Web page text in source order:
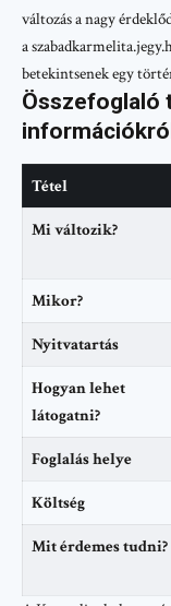
változás a nagy
a
betekintsenek egy
Összefoglaló
információkról
Tétel
Mi változik?
Mikor?
Nyitvatartás
Hogyan lehet
látogatni?
Foglalás helye
Költség
Mit érdemes tudni?